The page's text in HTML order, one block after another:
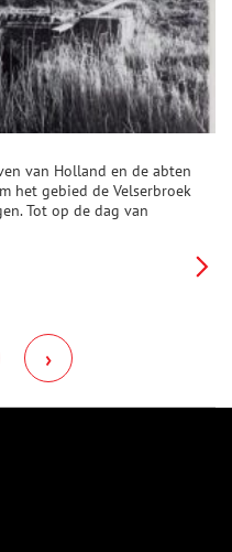
van Holland en de abten
het gebied de Velserbroek
Tot op de dag van
›